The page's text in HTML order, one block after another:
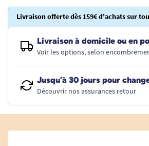
Livraison offerte dès 159€ d'achats sur
Livraison à domicile ou en
Voir les options, selon
Jusqu’à 30 jours pour
Découvrir nos assurances retour